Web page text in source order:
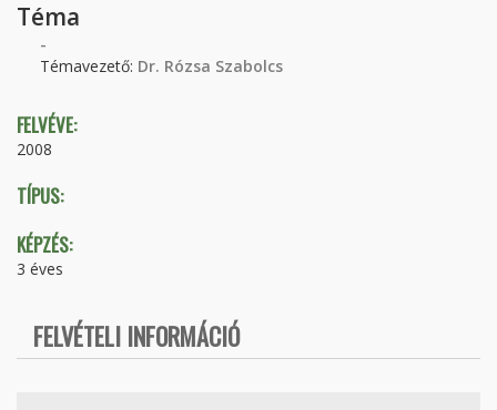
Téma
-
Témavezető: Dr. Rózsa Szabolcs
FELVÉVE:
2008
TÍPUS:
KÉPZÉS:
3 éves
FELVÉTELI INFORMÁCIÓ